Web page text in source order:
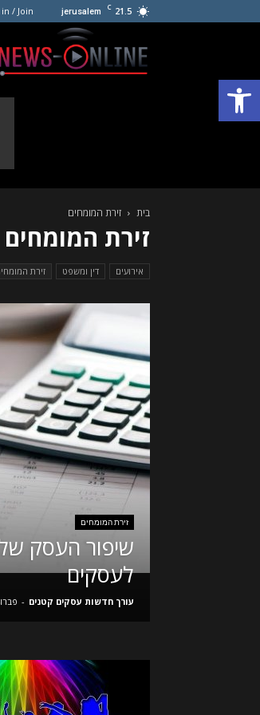
פתח סרגל נגישות
21.5
C
jerusalem
in / Join
בית זירת המומחים
זירת המומחים
אירועים דין ומשפט זירת
זירת המומחים
שיפור העסק
לעסקים
עורך חדשות עסקים קטנים - פברואר